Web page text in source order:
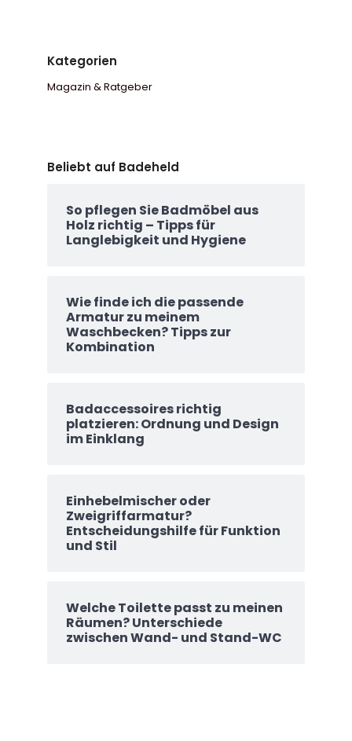
Kategorien
Magazin & Ratgeber
Beliebt auf Badeheld
So pflegen Sie Badmöbel aus
Holz richtig – Tipps für
Langlebigkeit und Hygiene
Wie finde ich die passende
Armatur zu meinem
Waschbecken? Tipps zur
Kombination
Badaccessoires richtig
platzieren: Ordnung und Design
im Einklang
Einhebelmischer oder
Zweigriffarmatur?
Entscheidungshilfe für Funktion
und Stil
Welche Toilette passt zu meinen
Räumen? Unterschiede
zwischen Wand- und Stand-WC